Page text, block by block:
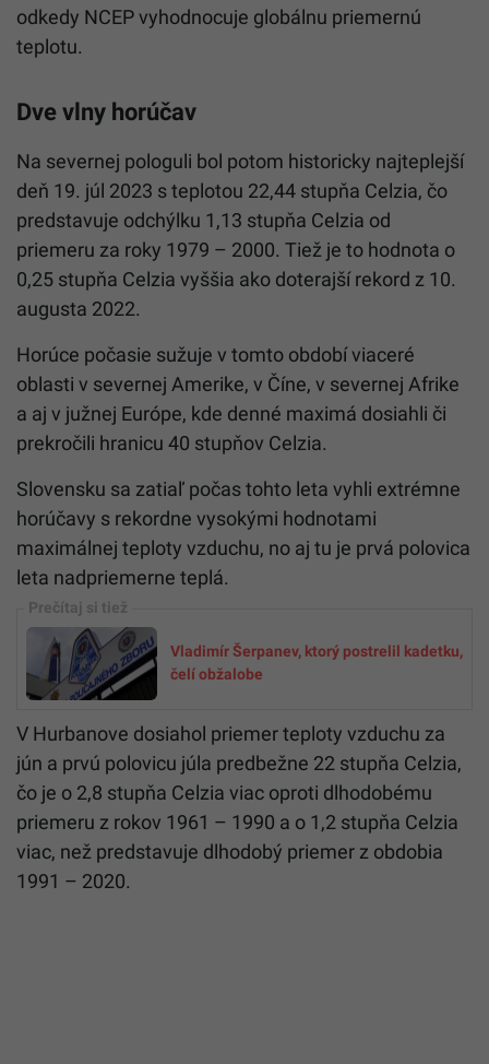
odkedy NCEP vyhodnocuje globálnu priemernú
teplotu.
Dve vlny horúčav
Na severnej pologuli bol potom historicky najteplejší
deň 19. júl 2023 s teplotou 22,44 stupňa Celzia, čo
predstavuje odchýlku 1,13 stupňa Celzia od
priemeru za roky 1979 – 2000. Tiež je to hodnota o
0,25 stupňa Celzia vyššia ako doterajší rekord z 10.
augusta 2022.
Horúce počasie sužuje v tomto období viaceré
oblasti v severnej Amerike, v Číne, v severnej Afrike
a aj v južnej Európe, kde denné maximá dosiahli či
prekročili hranicu 40 stupňov Celzia.
Slovensku sa zatiaľ počas tohto leta vyhli extrémne
horúčavy s rekordne vysokými hodnotami
maximálnej teploty vzduchu, no aj tu je prvá polovica
leta nadpriemerne teplá.
Vladimír Šerpanev, ktorý postrelil kadetku,
čelí obžalobe
V Hurbanove dosiahol priemer teploty vzduchu za
jún a prvú polovicu júla predbežne 22 stupňa Celzia,
čo je o 2,8 stupňa Celzia viac oproti dlhodobému
priemeru z rokov 1961 – 1990 a o 1,2 stupňa Celzia
viac, než predstavuje dlhodobý priemer z obdobia
1991 – 2020.